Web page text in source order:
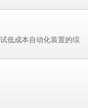
低成本自动化装置的综